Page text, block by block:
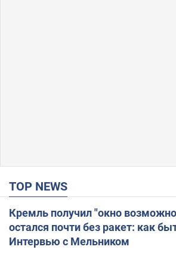
TOP NEWS
Кремль получил "окно
остался почти без ракет: как
Интервью с Мельником